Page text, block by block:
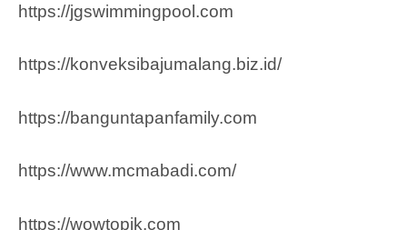
https://jgswimmingpool.com
https://konveksibajumalang.biz.id/
https://banguntapanfamily.com
https://www.mcmabadi.com/
https://wowtopik.com